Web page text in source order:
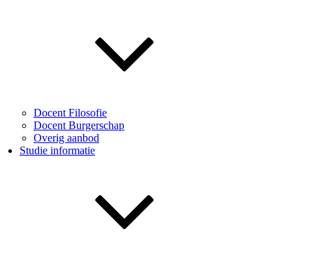
Docent Filosofie
Docent Burgerschap
Overig aanbod
Studie informatie